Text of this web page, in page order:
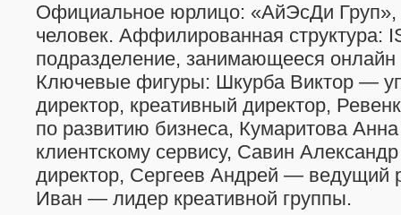
Официальное юрлицо: «АйЭсДи Груп»,
человек. Аффилированная структура:
подразделение, занимающееся
Ключевые фигуры: Шкурба Виктор —
директор, креативный директор,
по развитию бизнеса, Кумаритова
клиентскому сервису, Савин
директор, Сергеев Андрей — ведущий
Иван — лидер креативной группы.